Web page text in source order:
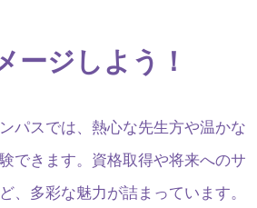
ージしよう！
パスでは、熱心な先生方や温かな
できます。資格取得や将来へのサ
、多彩な魅力が詰まっています。